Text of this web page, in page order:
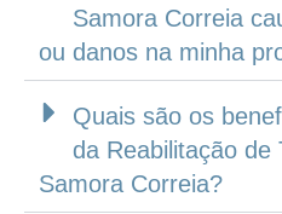
Samora Correia
ou danos na minha
Quais são os
da Reabilitação de
Samora Correia?